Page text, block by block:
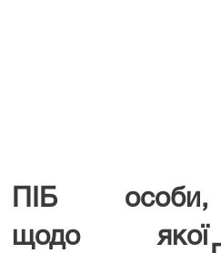
ПІБ особи,
щодо якої